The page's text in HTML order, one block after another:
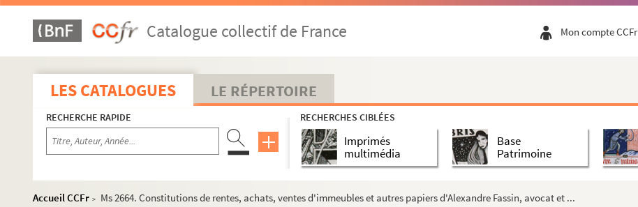
Catalogue collectif de France Mon compte CCFr
LES CATALOGUES LE RÉPERTOIRE
RECHERCHE RAPIDE RECHERCHES CIBLÉES
Imprimés
multimédia
Base
Patrimoine
Accueil CCFr >
Ms 2664. Constitutions de rentes, achats, ventes d'immeubles et autres papiers d'Alexandre Fassin, avocat et ...